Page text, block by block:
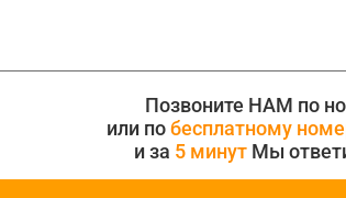
Позвоните НАМ по
или побесплатному
и за 5 минут Мы